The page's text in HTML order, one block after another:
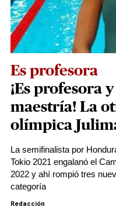
Es profesora
¡Es profesora
maestría! La
olímpica
La semifinalista por
Tokio 2021 engalanó el
2022 y ahí rompió tres
categoría
Redacción